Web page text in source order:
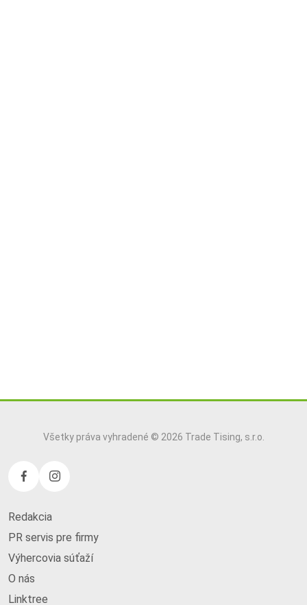
Všetky práva vyhradené © 2026 Trade Tising, s.r.o.
Redakcia
PR servis pre firmy
Výhercovia súťaží
O nás
Linktree